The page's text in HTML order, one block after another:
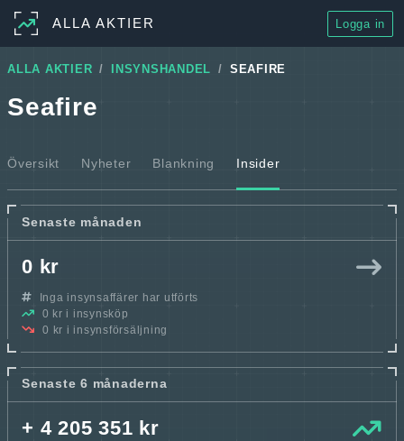
ALLA AKTIER Logga in
ALLA AKTIER INSYNSHANDEL SEAFIRE
Seafire
Översikt Nyheter Blankning Insider
Senaste månaden
0 kr
Inga insynsaffärer har utförts
0 kr i insynsköp
0 kr i insynsförsäljning
Senaste 6 månaderna
+ 4 205 351 kr